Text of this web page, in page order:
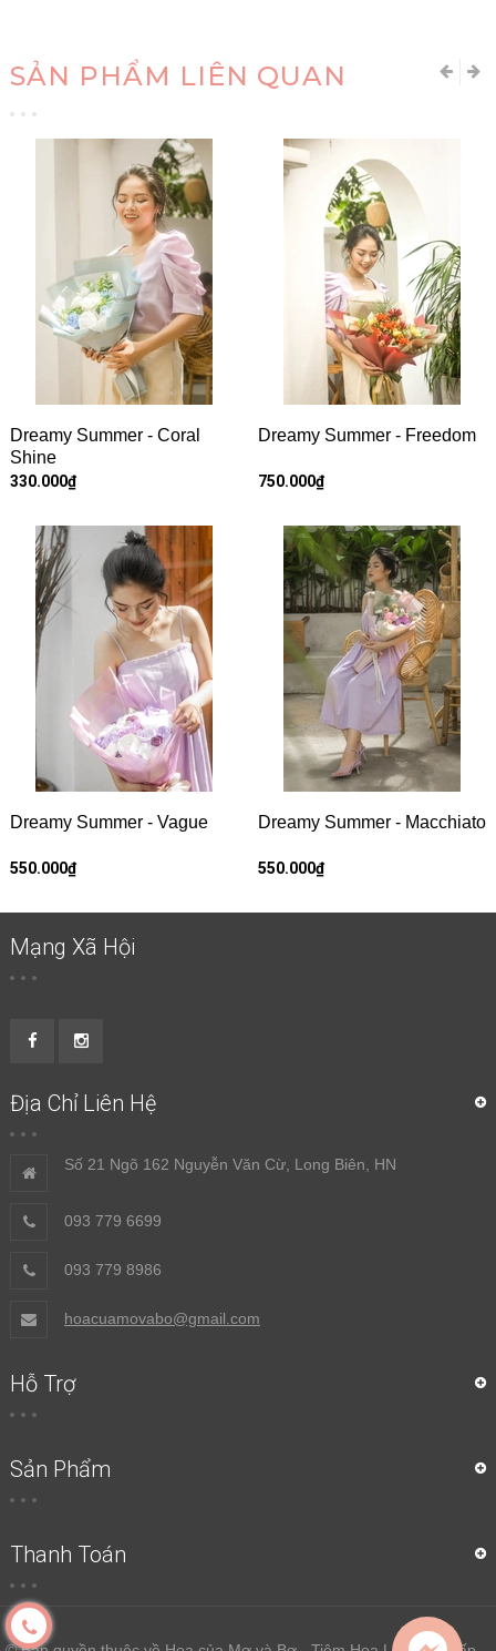
SẢN PHẨM LIÊN QUAN
Dreamy Summer - Coral
Shine
330.000₫
Dreamy Summer - Freedom
750.000₫
Dreamy Summer - Vague
550.000₫
Dreamy Summer - Macchiato
550.000₫
Mạng Xã Hội
Địa Chỉ Liên Hệ
Số 21 Ngõ 162 Nguyễn Văn Cừ, Long Biên, HN
093 779 6699
093 779 8986
hoacuamovabo@gmail.com
Hỗ Trợ
Sản Phẩm
Thanh Toán